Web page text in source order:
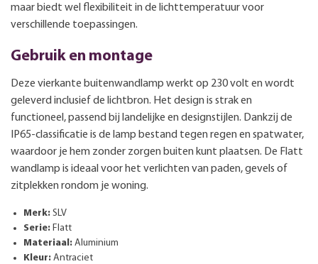
maar biedt wel flexibiliteit in de lichttemperatuur voor
verschillende toepassingen.
Gebruik en montage
Deze vierkante buitenwandlamp werkt op 230 volt en wordt
geleverd inclusief de lichtbron. Het design is strak en
functioneel, passend bij landelijke en designstijlen. Dankzij de
IP65-classificatie is de lamp bestand tegen regen en spatwater,
waardoor je hem zonder zorgen buiten kunt plaatsen. De Flatt
wandlamp is ideaal voor het verlichten van paden, gevels of
zitplekken rondom je woning.
Merk: SLV
Serie: Flatt
Materiaal: Aluminium
Kleur: Antraciet